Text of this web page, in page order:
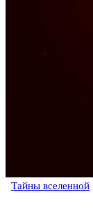
Тайны вселенной